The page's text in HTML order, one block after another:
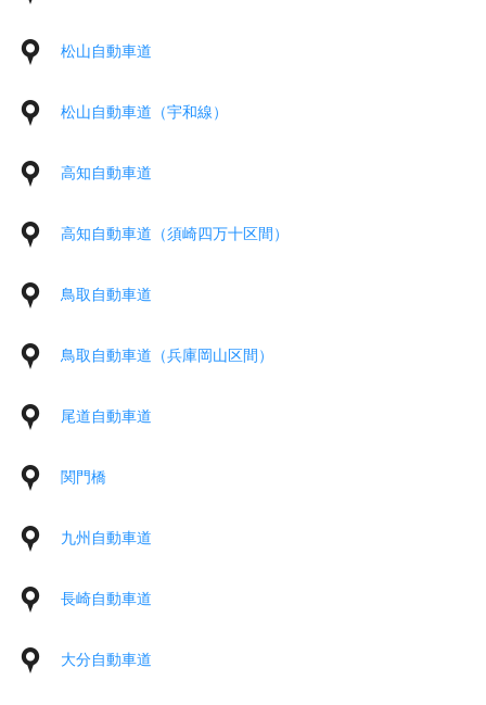
松山自動車道
松山自動車道（宇和線）
高知自動車道
高知自動車道（須崎四万十区間）
鳥取自動車道
鳥取自動車道（兵庫岡山区間）
尾道自動車道
関門橋
九州自動車道
長崎自動車道
大分自動車道